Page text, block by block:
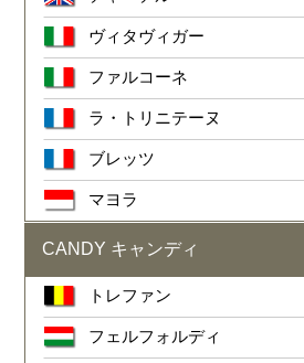
ヴィタヴィガー
ファルコーネ
ラ・トリニテーヌ
ブレッツ
マヨラ
CANDY キャンディ
トレファン
フェルフォルディ